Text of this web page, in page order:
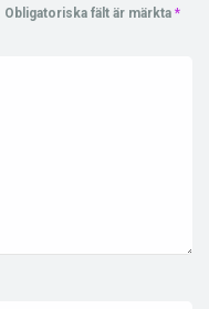
Obligatoriska fält är märkta *